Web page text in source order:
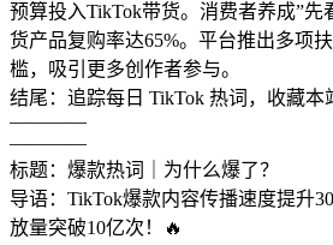
预算投入TikTok带货。消费者养成”先
货产品复购率达65%。平台推出多项
槛，吸引更多创作者参与。
结尾：追踪每日 TikTok 热词，收藏本
————
————
标题：爆款热词｜为什么爆了？
导语：TikTok爆款内容传播速度提升
放量突破10亿次！🔥